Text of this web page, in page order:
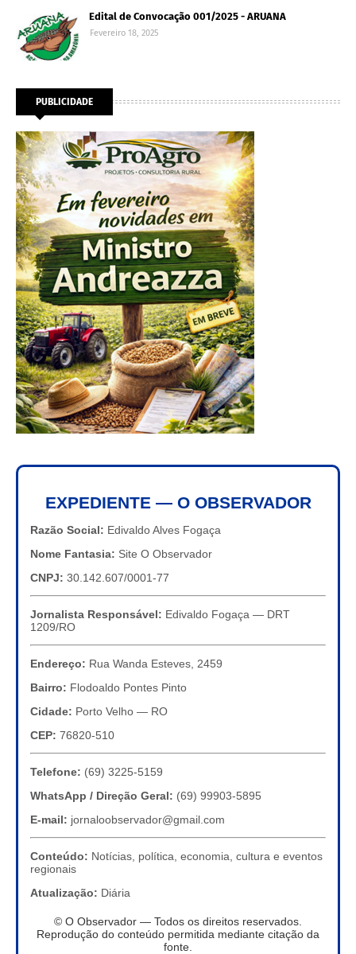
Edital de Convocação 001/2025 - ARUANA
Fevereiro 18, 2025
PUBLICIDADE
EXPEDIENTE — O OBSERVADOR
Razão Social: Edivaldo Alves Fogaça
Nome Fantasia: Site O Observador
CNPJ: 30.142.607/0001-77
Jornalista Responsável: Edivaldo Fogaça — DRT
1209/RO
Endereço: Rua Wanda Esteves, 2459
Bairro: Flodoaldo Pontes Pinto
Cidade: Porto Velho — RO
CEP: 76820-510
Telefone: (69) 3225-5159
WhatsApp / Direção Geral: (69) 99903-5895
E-mail: jornaloobservador@gmail.com
Conteúdo: Notícias, política, economia, cultura e eventos
regionais
Atualização: Diária
© O Observador — Todos os direitos reservados.
Reprodução do conteúdo permitida mediante citação da
fonte.